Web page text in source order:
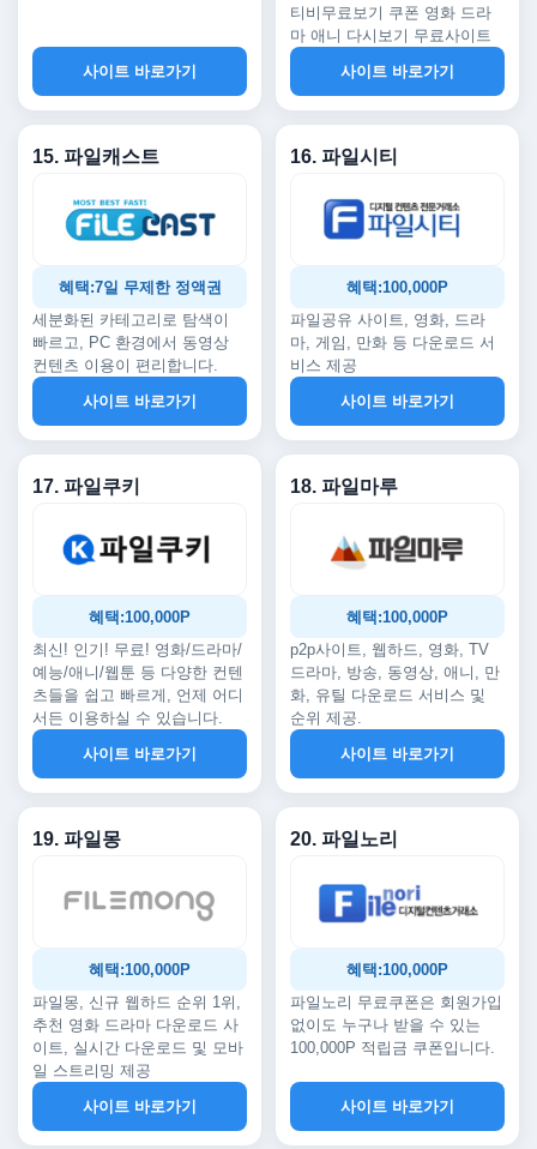
사이트 바로가기
티비무료보기 쿠폰 영화 드라
마 애니 다시보기 무료사이트
사이트 바로가기
15. 파일캐스트
혜택:7일 무제한 정액권
세분화된 카테고리로 탐색이
빠르고, PC 환경에서 동영상
컨텐츠 이용이 편리합니다.
사이트 바로가기
16. 파일시티
혜택:100,000P
파일공유 사이트, 영화, 드라
마, 게임, 만화 등 다운로드 서
비스 제공
사이트 바로가기
17. 파일쿠키
혜택:100,000P
최신! 인기! 무료! 영화/드라마/
예능/애니/웹툰 등 다양한 컨텐
츠들을 쉽고 빠르게, 언제 어디
서든 이용하실 수 있습니다.
사이트 바로가기
18. 파일마루
혜택:100,000P
p2p사이트, 웹하드, 영화, TV
드라마, 방송, 동영상, 애니, 만
화, 유틸 다운로드 서비스 및
순위 제공.
사이트 바로가기
19. 파일몽
혜택:100,000P
파일몽, 신규 웹하드 순위 1위,
추천 영화 드라마 다운로드 사
이트, 실시간 다운로드 및 모바
일 스트리밍 제공
사이트 바로가기
20. 파일노리
혜택:100,000P
파일노리 무료쿠폰은 회원가입
없이도 누구나 받을 수 있는
100,000P 적립금 쿠폰입니다.
사이트 바로가기